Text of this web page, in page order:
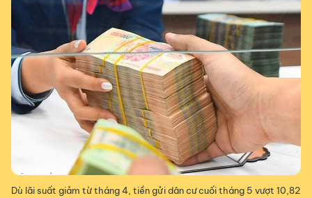
Dù lãi suất giảm từ tháng 4, tiền gửi dân cư cuối tháng 5 vượt 10,82